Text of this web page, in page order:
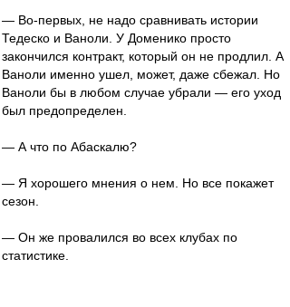
— Во-первых, не надо сравнивать истории
Тедеско и Ваноли. У Доменико просто
закончился контракт, который он не продлил. А
Ваноли именно ушел, может, даже сбежал. Но
Ваноли бы в любом случае убрали — его уход
был предопределен.
— А что по Абаскалю?
— Я хорошего мнения о нем. Но все покажет
сезон.
— Он же провалился во всех клубах по
статистике.